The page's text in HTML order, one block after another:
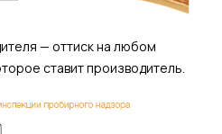
— оттиск на любом
ставит производитель.